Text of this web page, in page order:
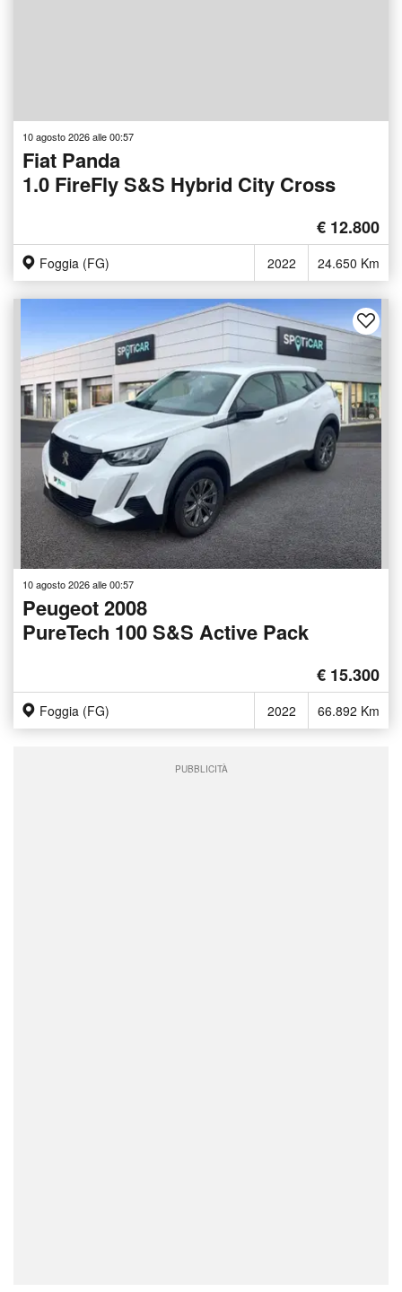
10 agosto 2026 alle 00:57
Fiat Panda
1.0 FireFly S&S Hybrid City Cross
€ 12.800
Foggia (FG) 2022 24.650 Km
10 agosto 2026 alle 00:57
Peugeot 2008
PureTech 100 S&S Active Pack
€ 15.300
Foggia (FG) 2022 66.892 Km
PUBBLICITÀ